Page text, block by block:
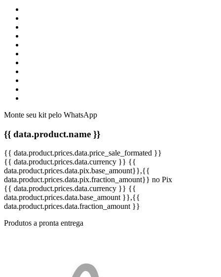
Monte seu kit pelo WhatsApp
{{ data.product.name }}
{{ data.product.prices.data.price_sale_formated }}
{{ data.product.prices.data.currency }} {{
data.product.prices.data.pix.base_amount}},{{
data.product.prices.data.pix.fraction_amount}} no Pix
{{ data.product.prices.data.currency }} {{
data.product.prices.data.base_amount }},{{
data.product.prices.data.fraction_amount }}
Produtos a pronta entrega